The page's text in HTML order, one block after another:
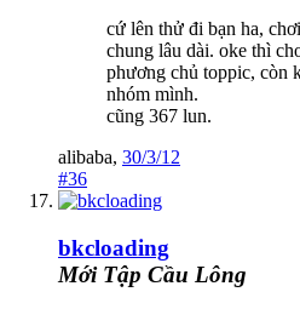
cứ lên thử đi bạn ha,
chung lâu dài. oke thì
phương chủ toppic, còn
nhóm mình.
cũng 367 lun.
alibaba, 30/3/12
#36
bkcloading
Mới Tập Cầu Lông